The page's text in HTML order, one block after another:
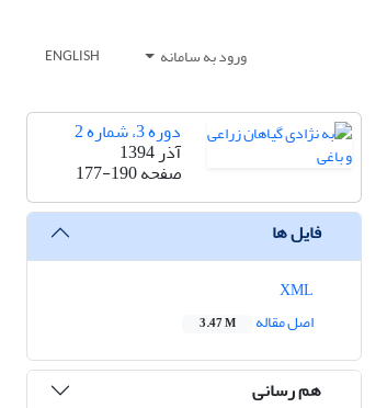
ورود به سامانه ENGLISH
دوره 3، شماره 2
آذر 1394
صفحه177-190
فایل ها
اصل مقاله
3.47 M
هم رسانی